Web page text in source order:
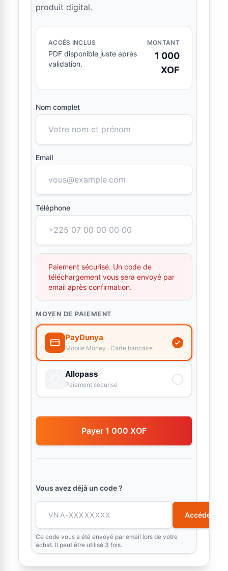
produit digital.
ACCÈS INCLUS
PDF disponible juste après
validation.
MONTANT
1 000
XOF
Nom complet
Email
Téléphone
Paiement sécurisé. Un code de
téléchargement vous sera envoyé par
email après confirmation.
MOYEN DE PAIEMENT
PayDunya
Mobile Money · Carte bancaire
Allopass
Paiement sécurisé
Payer 1 000 XOF
Vous avez déjà un code ?
Accéder
Ce code vous a été envoyé par email lors de votre
achat. Il peut être utilisé 3 fois.